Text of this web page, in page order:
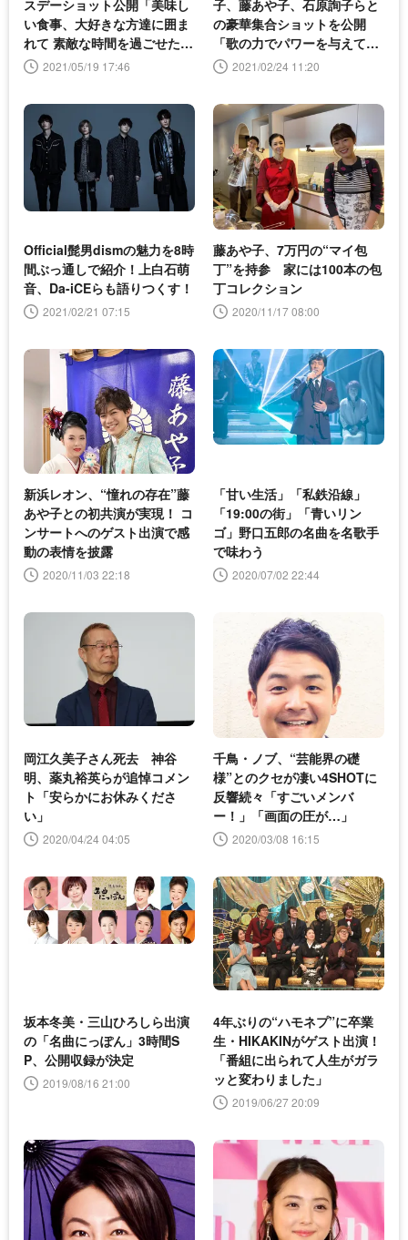
スデーショット公開「美味し
い食事、大好きな方達に囲ま
れて 素敵な時間を過ごせたの
よ」2021/05/19 17:46
子、藤あや子、石原詢子らと
の豪華集合ショットを公開
「歌の力でパワーを与えてい
けるように」
2021/02/24 11:20
Official髭男dismの魅力を8時
間ぶっ通しで紹介！上白石萌
音、Da-iCEらも語りつくす！
2021/02/21 07:15
藤あや子、7万円の“マイ包
丁”を持参 家には100本の包
丁コレクション
2020/11/17 08:00
新浜レオン、“憧れの存在”藤
あや子との初共演が実現！ コ
ンサートへのゲスト出演で感
動の表情を披露
2020/11/03 22:18
「甘い生活」「私鉄沿線」
「19:00の街」「青いリン
ゴ」野口五郎の名曲を名歌手
で味わう
2020/07/02 22:44
岡江久美子さん死去 神谷
明、薬丸裕英らが追悼コメン
ト「安らかにお休みくださ
い」
2020/04/24 04:05
千鳥・ノブ、“芸能界の礎
様”とのクセが凄い4SHOTに
反響続々「すごいメンバ
ー！」「画面の圧が…」
2020/03/08 16:15
坂本冬美・三山ひろしら出演
の「名曲にっぽん」3時間S
P、公開収録が決定
2019/08/16 21:00
4年ぶりの“ハモネプ”に卒業
生・HIKAKINがゲスト出演！
「番組に出られて人生がガラ
ッと変わりました」
2019/06/27 20:09